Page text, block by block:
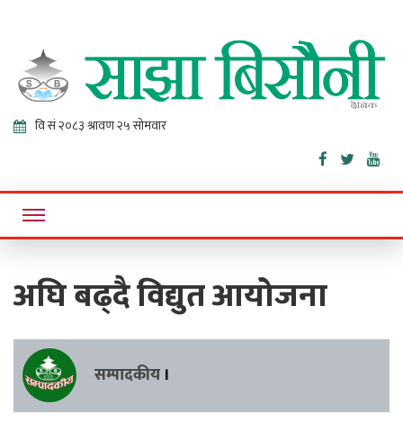
Sajha
Bisaunee
Online News Portal
अघि बढ्दै विद्युत आयोजना
सम्पादकीय ।